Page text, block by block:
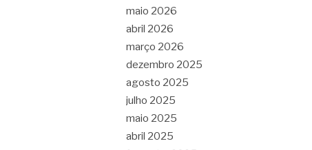
maio 2026
abril 2026
março 2026
dezembro 2025
agosto 2025
julho 2025
maio 2025
abril 2025